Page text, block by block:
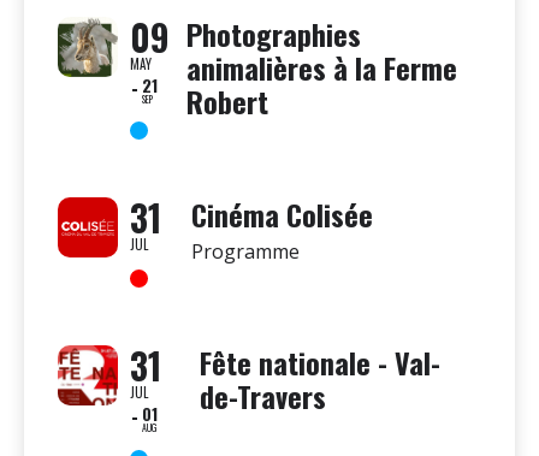
09
MAY
21
SEP
Photographies
animalières à la Ferme
Robert
31
JUL
Cinéma Colisée
Programme
31
JUL
01
AUG
Fête nationale - Val-
de-Travers